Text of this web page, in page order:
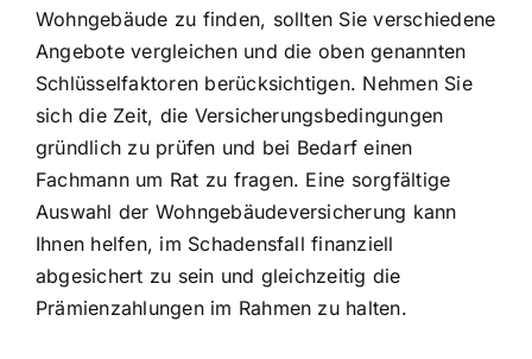
Wohngebäude zu finden, sollten Sie verschiedene
Angebote vergleichen und die oben genannten
Schlüsselfaktoren berücksichtigen. Nehmen Sie
sich die Zeit, die Versicherungsbedingungen
gründlich zu prüfen und bei Bedarf einen
Fachmann um Rat zu fragen. Eine sorgfältige
Auswahl der Wohngebäudeversicherung kann
Ihnen helfen, im Schadensfall finanziell
abgesichert zu sein und gleichzeitig die
Prämienzahlungen im Rahmen zu halten.